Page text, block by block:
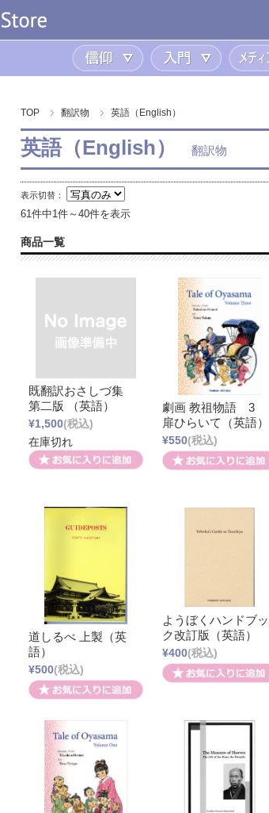
信仰 入門
TOP 翻訳物 英語（English）
英語（English） 翻訳物
表示切替：
61件中1件～40件を表示
商品一覧
既翻訳おさしづ集
第二版 （英語）
¥1,500(税込)
在庫切れ
劇画 教祖物語 3
扉ひらいて（英語）
¥550(税込)
道しるべ 上製（英
語）
¥500(税込)
ようぼくハンドブッ
ク改訂版（英語）
¥400(税込)